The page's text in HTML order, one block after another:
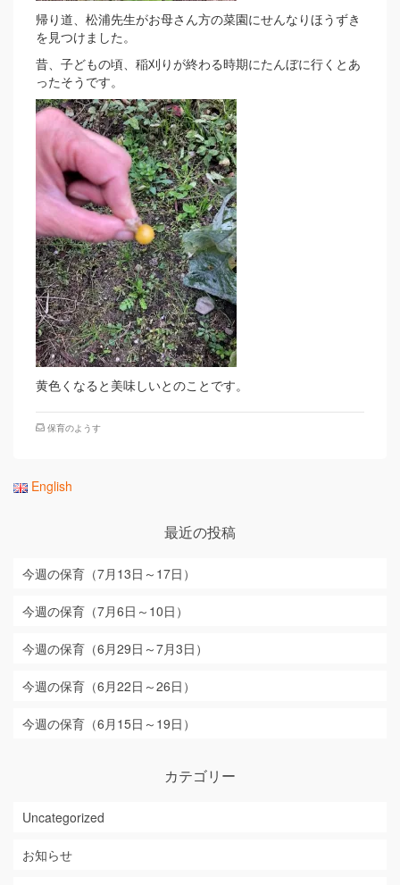
帰り道、松浦先生がお母さん方の菜園にせんなりほうずき
を見つけました。
昔、子どもの頃、稲刈りが終わる時期にたんぼに行くとあ
ったそうです。
黄色くなると美味しいとのことです。
保育のようす
English
最近の投稿
今週の保育（7月13日～17日）
今週の保育（7月6日～10日）
今週の保育（6月29日～7月3日）
今週の保育（6月22日～26日）
今週の保育（6月15日～19日）
カテゴリー
Uncategorized
お知らせ